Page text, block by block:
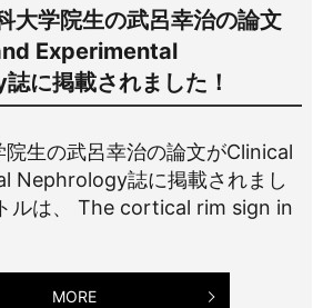
大学院生の武呂幸治の論文
Experimental
に掲載されました！
院生の武呂幸治の論文がClinical
Nephrology誌に掲載されまし
ルは、 The cortical rim sign in
MORE